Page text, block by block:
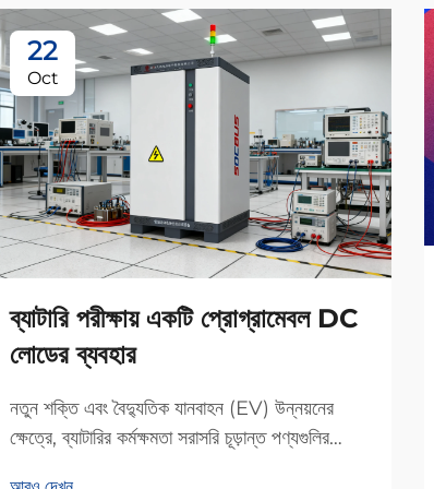
22
Oct
ব্যাটারি পরীক্ষায় একটি প্রোগ্রামেবল DC
লোডের ব্যবহার
নতুন শক্তি এবং বৈদ্যুতিক যানবাহন (EV) উন্নয়নের
ক্ষেত্রে, ব্যাটারির কর্মক্ষমতা সরাসরি চূড়ান্ত পণ্যগুলির